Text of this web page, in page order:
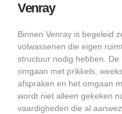
Venray
Binnen Venray is begeleid
volwassenen die eigen
structuur nodig hebben.
omgaan met prikkels,
afspraken en het omgaan
wordt niet alleen gekeken
vaardigheden die al